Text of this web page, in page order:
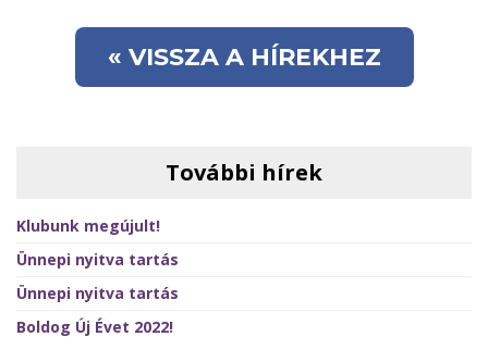
« VISSZA A HÍREKHEZ
További hírek
Klubunk megújult!
Ünnepi nyitva tartás
Ünnepi nyitva tartás
Boldog Új Évet 2022!